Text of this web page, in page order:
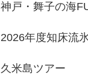
神戸・舞子の海
2026年度知床流
久米島ツアー